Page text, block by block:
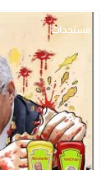
مستجدات